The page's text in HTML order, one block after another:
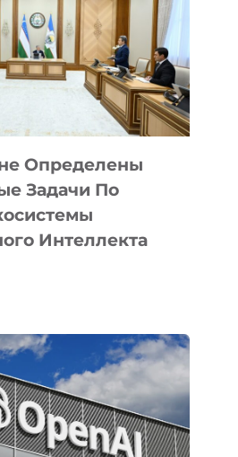
Определены
Задачи По
Интеллекта